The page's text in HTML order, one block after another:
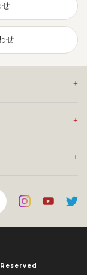
せ
せ